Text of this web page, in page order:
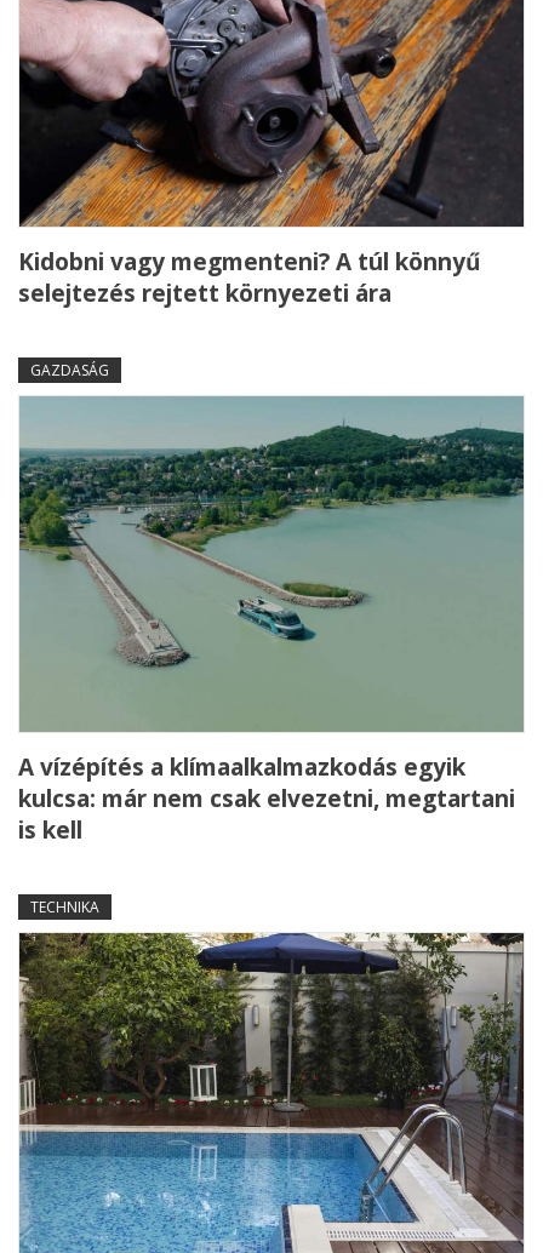
Kidobni vagy megmenteni? A túl könnyű
selejtezés rejtett környezeti ára
GAZDASÁG
A vízépítés a klímaalkalmazkodás egyik
kulcsa: már nem csak elvezetni, megtartani
is kell
TECHNIKA